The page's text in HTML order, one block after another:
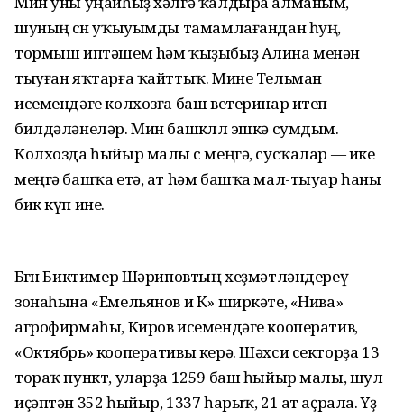
шуның өсөн уҡыуымды тамамлағандан һуң,
тормыш иптәшем hәм ҡыҙыбыҙ Алина менән
тыуған яҡтарға ҡайттыҡ. Мине Тельман
исемендәге колхозға баш ветеринар итеп
билдәләнеләр. Мин башкөллө эшкә сумдым.
Колхозда һыйыр малы өс меңгә, сусҡалар — ике
меңгә башҡа етә, ат hәм башҡа мал-тыуар һаны
бик күп ине.
Бөгөн Биктимер Шәриповтың хеҙмәтләндереү
зонаһына «Емельянов и К» ширкәте, «Нива»
агрофирмаһы, Киров исемендәге кооператив,
«Октябрь» кооперативы керә. Шәхси секторҙа 13
тораҡ пункт, уларҙа 1259 баш һыйыр малы, шул
иҫәптән 352 һыйыр, 1337 һарыҡ, 21 ат аҫрала. Yҙ